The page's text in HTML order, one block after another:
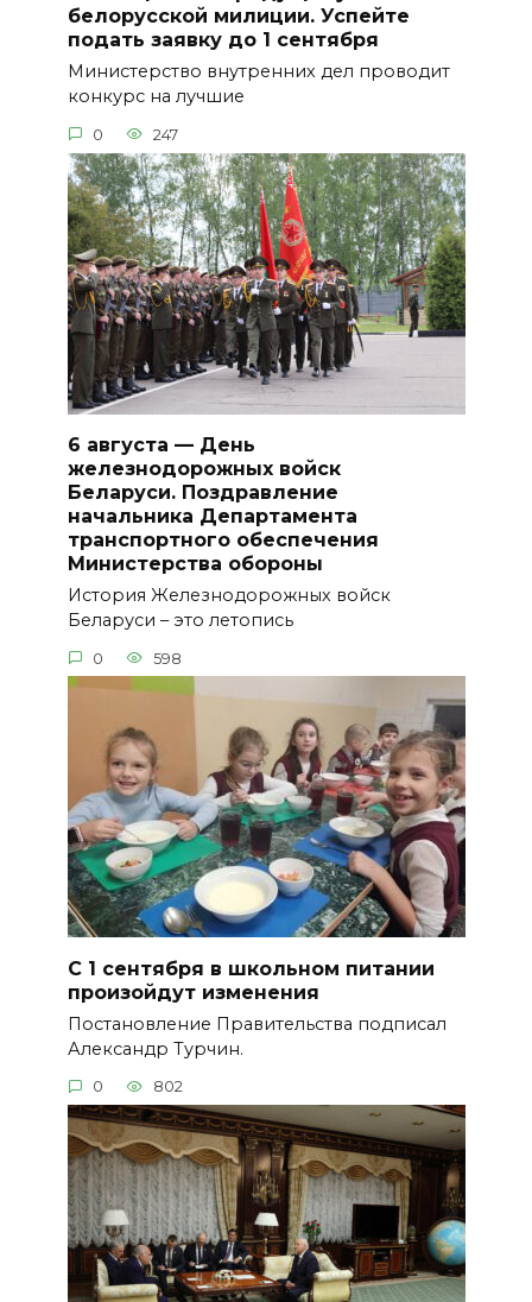
белорусской милиции. Успейте
подать заявку до 1 сентября
Министерство внутренних дел проводит
конкурс на лучшие
0 247
6 августа — День
железнодорожных войск
Беларуси. Поздравление
начальника Департамента
транспортного обеспечения
Министерства обороны
История Железнодорожных войск
Беларуси – это летопись
0 598
С 1 сентября в школьном питании
произойдут изменения
Постановление Правительства подписал
Александр Турчин.
0 802